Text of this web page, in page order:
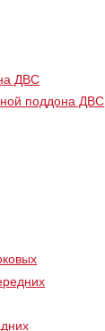
ДВС
поддона ДВС